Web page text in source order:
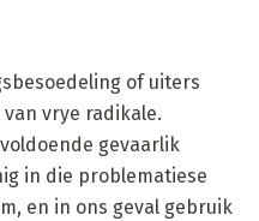
of uiters
vrye radikale.
gevaarlik
in die problematiese
en in ons geval gebruik